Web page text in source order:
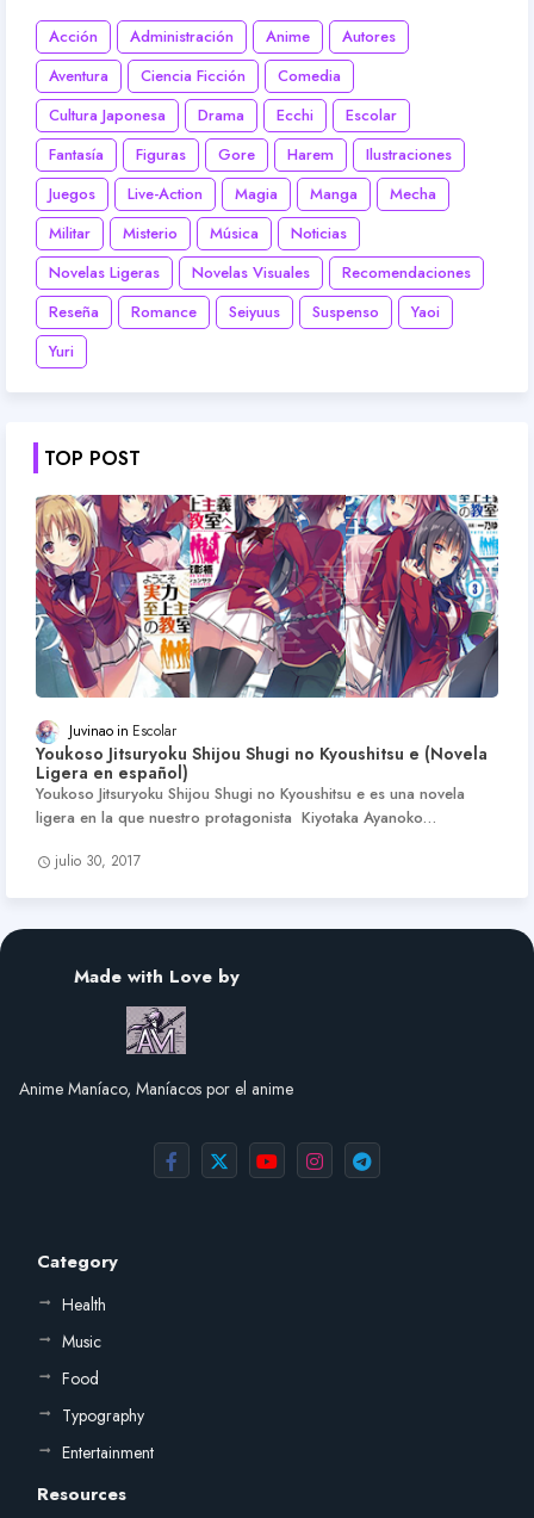
Acción Administración Anime
Autores
Aventura
Ciencia Ficción
Comedia
Cultura Japonesa
Drama Ecchi
Escolar
Fantasía
Figuras Gore Harem
Ilustraciones
Juegos
Live-Action Magia Manga
Mecha
Militar
Misterio Música
Noticias
Novelas Ligeras
Novelas Visuales
Recomendaciones
Reseña
Romance Seiyuus Suspenso
Yaoi
Yuri
TOP POST
Juvinao Escolar
Youkoso Jitsuryoku Shijou Shugi no Kyoushitsu e (Novela
Ligera en español)
Youkoso Jitsuryoku Shijou Shugi no Kyoushitsu e es una novela
ligera en la que nuestro protagonista Kiyotaka Ayanoko…
julio 30, 2017
Made with Love by
Anime Maníaco, Maníacos por el anime
Category
Health
Music
Food
Typography
Entertainment
Resources